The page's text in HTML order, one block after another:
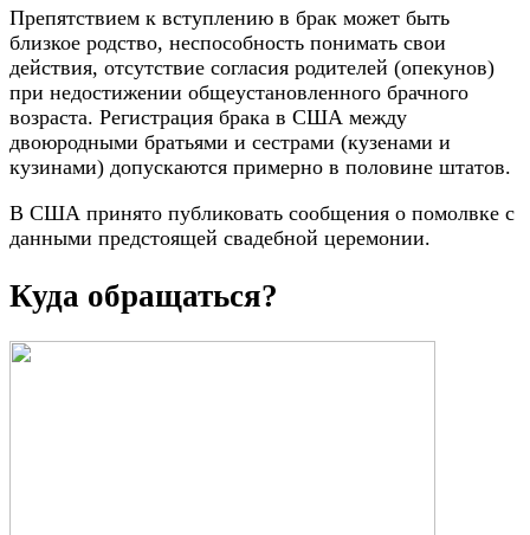
Препятствием к вступлению в брак может быть
близкое родство, неспособность понимать свои
действия, отсутствие согласия родителей (опекунов)
при недостижении общеустановленного брачного
возраста. Регистрация брака в США между
двоюродными братьями и сестрами (кузенами и
кузинами) допускаются примерно в половине штатов.
В США принято публиковать сообщения о помолвке с
данными предстоящей свадебной церемонии.
Куда обращаться?